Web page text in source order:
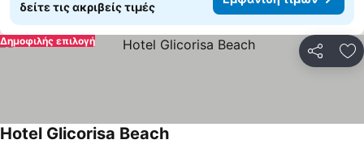
δείτε τις ακριβείς τιμές
Δημοφιλής επιλογή
Hotel Glicorisa Beach